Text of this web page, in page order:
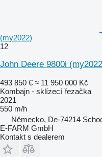
(my2022)
12
John Deere 9800i
493 850 € ≈ 11 950 000 Kč
Kombajn - sklízecí řezačka
2021
550 m/h
Německo, De-74214
E-FARM GmbH
Kontakt s dealerem